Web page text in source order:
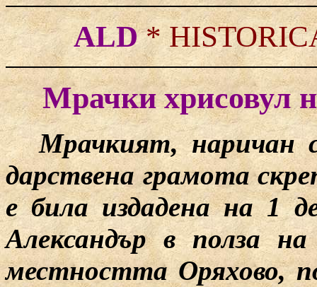
ALD *
Мрачки хрисовул
Мрачкият, наричан
дарствена грамота
е била издадена на 1
Александър в полза
местността Оряхово,